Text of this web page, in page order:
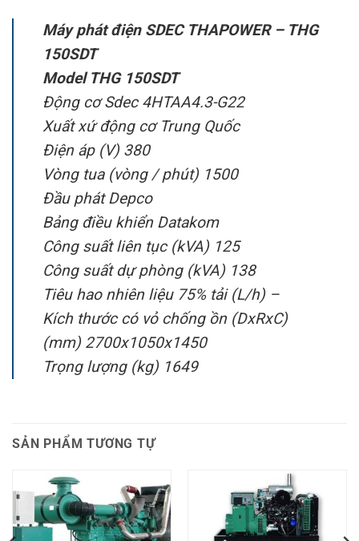
Máy phát điện SDEC THAPOWER – THG
150SDT
Model THG 150SDT
Động cơ Sdec 4HTAA4.3-G22
Xuất xứ động cơ Trung Quốc
Điện áp (V) 380
Vòng tua (vòng / phút) 1500
Đầu phát Depco
Bảng điều khiển Datakom
Công suất liên tục (kVA) 125
Công suất dự phòng (kVA) 138
Tiêu hao nhiên liệu 75% tải (L/h) –
Kích thước có vỏ chống ồn (DxRxC)
(mm) 2700x1050x1450
Trọng lượng (kg) 1649
SẢN PHẨM TƯƠNG TỰ